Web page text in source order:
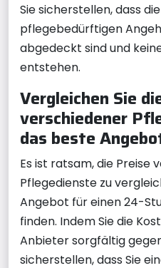
Sie sicherstellen, dass
pflegebedürftigen
abgedeckt sind und
entstehen.
Vergleichen Sie
verschiedener
das beste
Es ist ratsam, die Preise
Pflegedienste zu
Angebot für einen 24-
finden. Indem Sie die
Anbieter sorgfältig
sicherstellen, dass Sie